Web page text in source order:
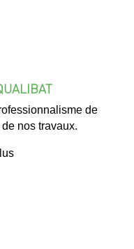
de
nos travaux.